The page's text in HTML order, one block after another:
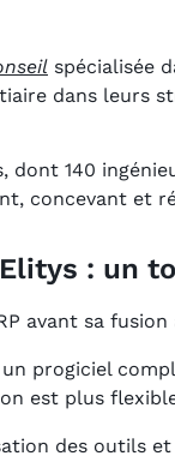
spécialisée
dans leurs
dont 140
concevant et
: un
avant sa fusion
un progiciel
est plus
des outils et